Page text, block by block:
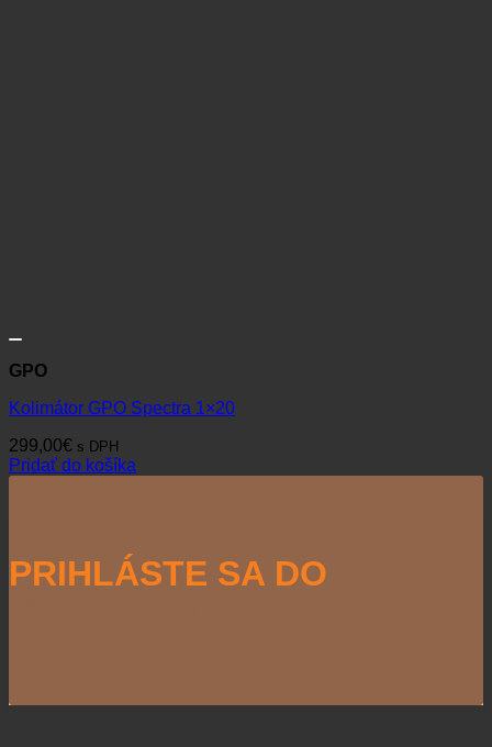
GPO
Kolimátor GPO Spectra 1×20
299,00€ s DPH
Pridať do košíka
PRIHLÁSTE SA DO